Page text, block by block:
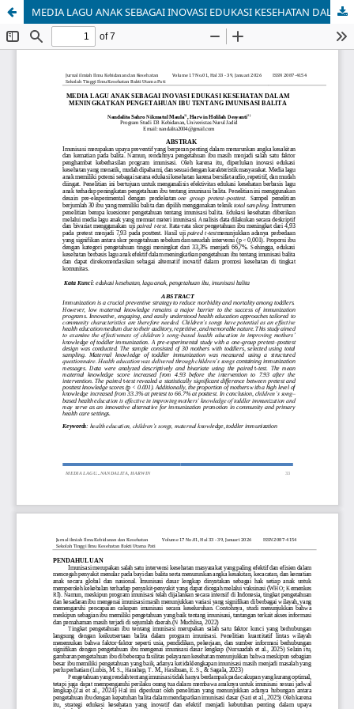
MEDIA LAGU ANAK SEBAGAI INOVASI EDUKASI KESEHATAN DALAM MENINGKATKAN PENGETAHUAN IBU TENTANG IMUNISASI BALITA